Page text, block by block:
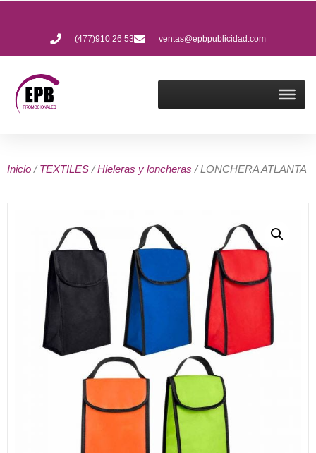
(477)910 26 53 ventas@epbpublicidad.com
Inicio /TEXTILES /Hieleras y loncheras / LONCHERA ATLANTA